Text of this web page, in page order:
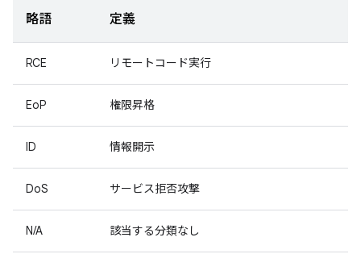
略語 定義
RCE リモートコード実行
EoP 権限昇格
ID 情報開示
DoS サービス拒否攻撃
N/A 該当する分類なし